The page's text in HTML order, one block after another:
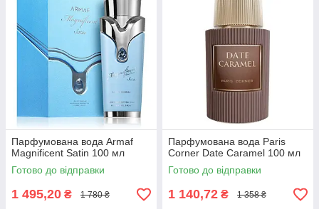
Парфумована вода Armaf
Magnificent Satin 100 мл
Готово до відправки
1 495,20 ₴ 1 780 ₴
Парфумована вода Paris
Corner Date Caramel 100 мл
Готово до відправки
1 140,72 ₴ 1 358 ₴